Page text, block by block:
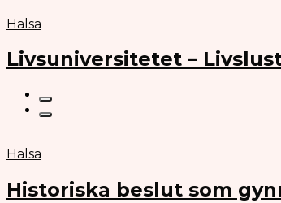
Hälsa
Livsuniversitetet –
Hälsa
Historiska beslut som